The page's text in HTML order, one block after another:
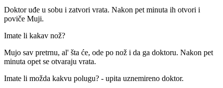
Doktor uđe u sobu i zatvori vrata. Nakon pet minuta ih otvori i
poviče Muji.
Imate li kakav nož?
Mujo sav pretrnu, al' šta će, ode po nož i da ga doktoru. Nakon pet
minuta opet se otvaraju vrata.
Imate li možda kakvu polugu? - upita uznemireno doktor.